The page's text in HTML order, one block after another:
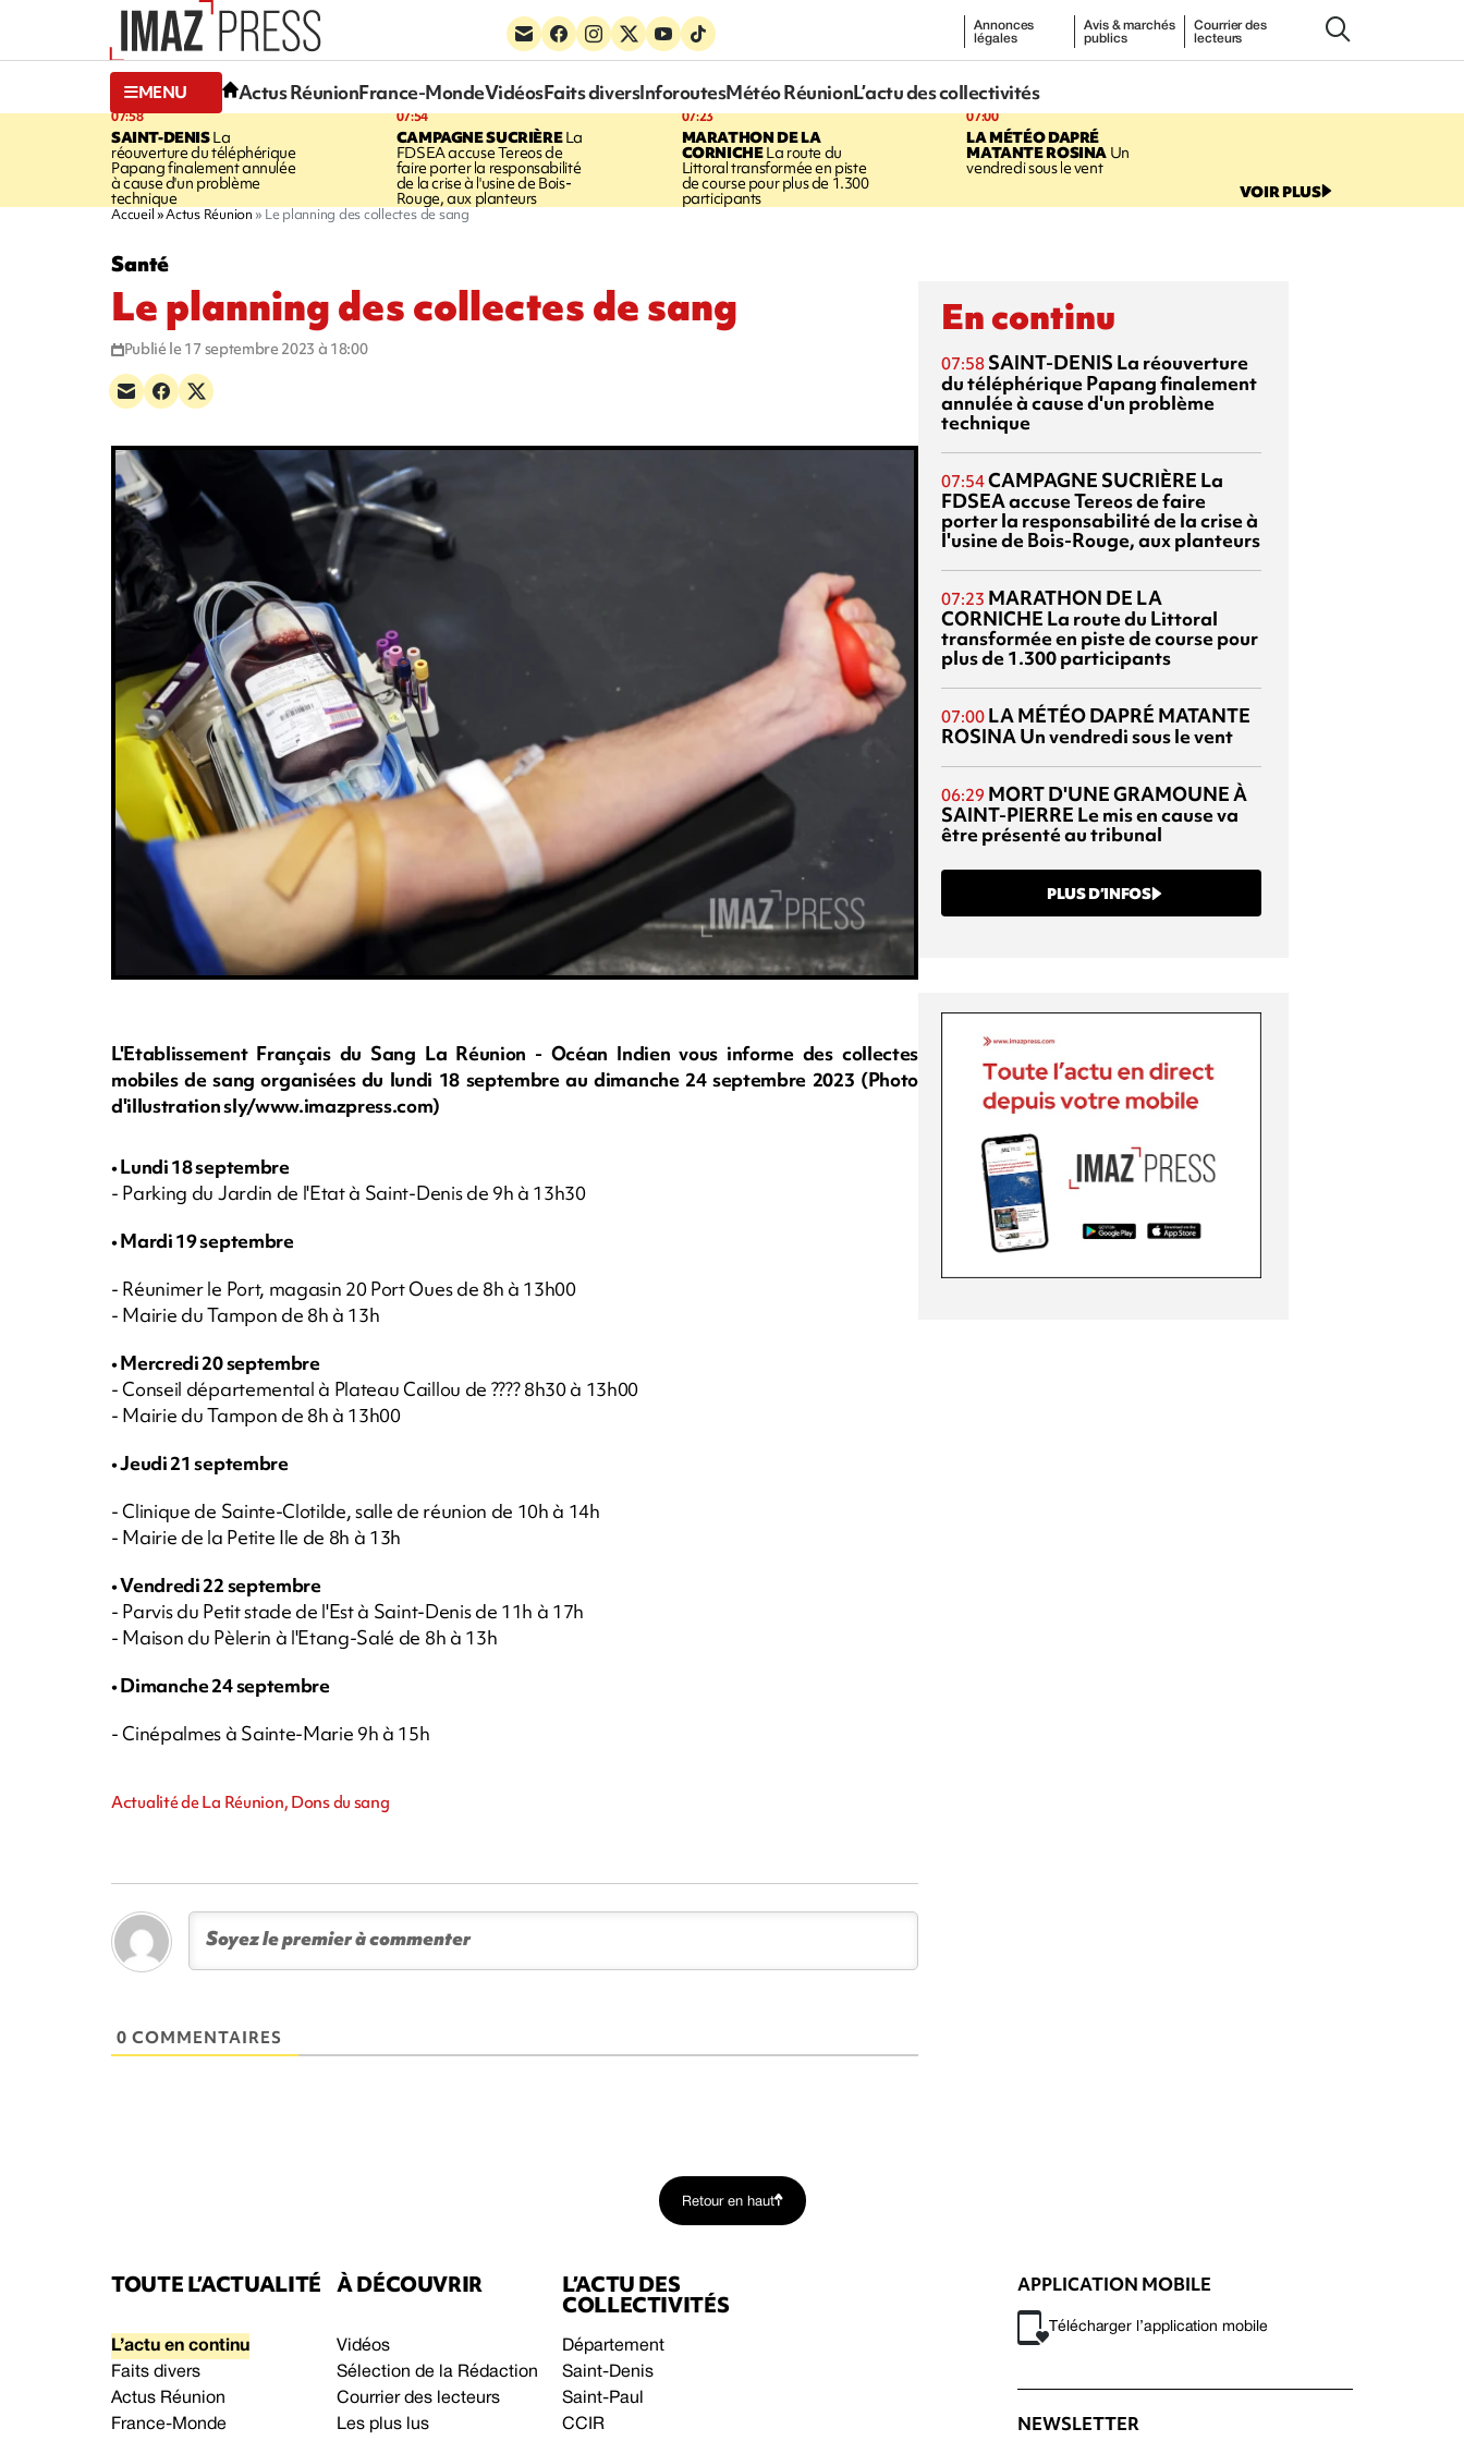
Annonces
légales
Avis & marchés
publics
Courrier des
lecteurs
MENU Actus RéunionFrance-MondeVidéosFaits diversInforoutesMétéo RéunionL’actu des collectivités
07:58
SAINT-DENISLa
réouverture du téléphérique
Papang finalement annulée
à cause d'un problème
technique
07:54
CAMPAGNE SUCRIÈRELa
FDSEA accuse Tereos de
faire porter la responsabilité
de la crise à l'usine de Bois-
Rouge, aux planteurs
07:23
MARATHON DE LA
CORNICHELa route du
Littoral transformée en piste
de course pour plus de 1.300
participants
07:00
LA MÉTÉO DAPRÉ
MATANTE ROSINAUn
vendredi sous le vent
VOIR PLUS
Accueil Actus Réunion Le planning des collectes de sang
Santé
Le planning des collectes de sang
Publié le 17 septembre 2023 à 18:00
L'Etablissement Français du Sang La Réunion - Océan Indien vous informe des collectes
mobiles de sang organisées du lundi 18 septembre au dimanche 24 septembre 2023 (Photo
d'illustration sly/www.imazpress.com)
• Lundi 18 septembre
- Parking du Jardin de l'Etat à Saint-Denis de 9h à 13h30
• Mardi 19 septembre
- Réunimer le Port, magasin 20 Port Oues de 8h à 13h00
- Mairie du Tampon de 8h à 13h
• Mercredi 20 septembre
- Conseil départemental à Plateau Caillou de ???? 8h30 à 13h00
- Mairie du Tampon de 8h à 13h00
• Jeudi 21 septembre
- Clinique de Sainte-Clotilde, salle de réunion de 10h à 14h
- Mairie de la Petite Ile de 8h à 13h
• Vendredi 22 septembre
- Parvis du Petit stade de l'Est à Saint-Denis de 11h à 17h
- Maison du Pèlerin à l'Etang-Salé de 8h à 13h
• Dimanche 24 septembre
- Cinépalmes à Sainte-Marie 9h à 15h
Actualité de La Réunion, Dons du sang
0 COMMENTAIRES
En continu
07:58 SAINT-DENIS La réouverture
du téléphérique Papang finalement
annulée à cause d'un problème
technique
07:54CAMPAGNE SUCRIÈRE La
FDSEA accuse Tereos de faire
porter la responsabilité de la crise à
l'usine de Bois-Rouge, aux planteurs
07:23 MARATHON DE LA
CORNICHE La route du Littoral
transformée en piste de course pour
plus de 1.300 participants
07:00 LA MÉTÉO DAPRÉ MATANTE
ROSINAUn vendredi sous le vent
06:29 MORT D'UNE GRAMOUNE À
SAINT-PIERRE Le mis en cause va
être présenté au tribunal
PLUS D’INFOS
Retour en haut
TOUTE L’ACTUALITÉ
L’actu en continu
Faits divers
Actus Réunion
France-Monde
À DÉCOUVRIR
Vidéos
Sélection de la Rédaction
Courrier des lecteurs
Les plus lus
L’ACTU DES
COLLECTIVITÉS
Département
Saint-Denis
Saint-Paul
CCIR
APPLICATION MOBILE
Télécharger l’application mobile
NEWSLETTER